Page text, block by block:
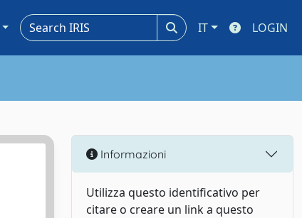
IT LOGIN
Informazioni
Utilizza questo identificativo per
citare o creare un link a questo